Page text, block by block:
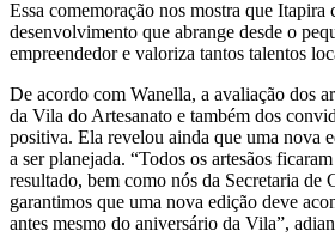
Essa comemoração nos mostra que Itapira
desenvolvimento que abrange desde o
empreendedor e valoriza tantos talentos
De acordo com Wanella, a avaliação dos
da Vila do Artesanato e também dos
positiva. Ela revelou ainda que uma nova
a ser planejada. “Todos os artesãos
resultado, bem como nós da Secretaria de
garantimos que uma nova edição deve
antes mesmo do aniversário da Vila”,